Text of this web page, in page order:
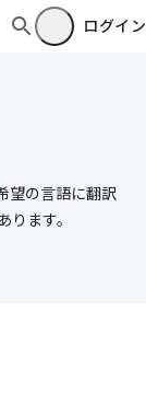
ログイン
望の言語に翻訳
ます。